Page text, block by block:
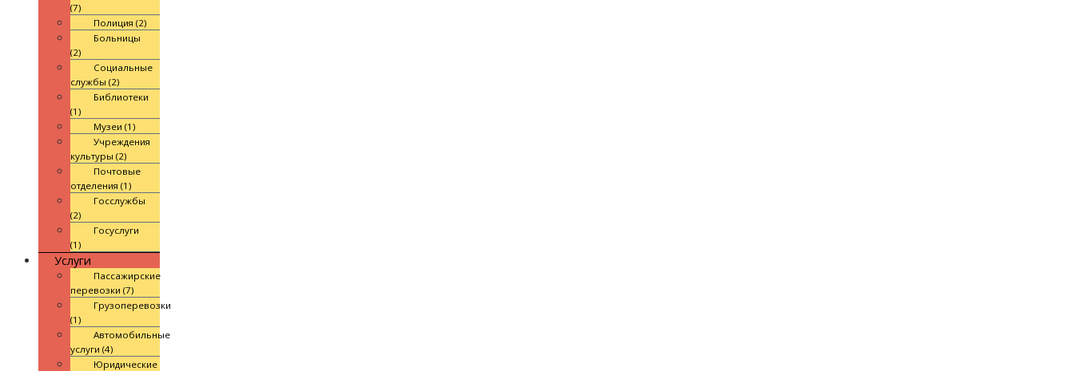
(7)
Полиция (2)
Больницы
(2)
Социальные
службы (2)
Библиотеки
(1)
Музеи (1)
Учреждения
культуры (2)
Почтовые
отделения (1)
Госслужбы
(2)
Госуслуги
(1)
Услуги
Пассажирские
перевозки (7)
Грузоперевозки
(1)
Автомобильные
услуги (4)
Юридические